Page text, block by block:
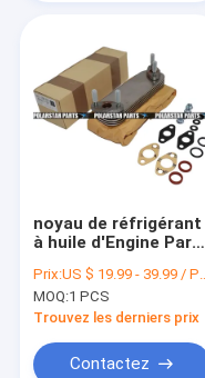
Produits
A propos de nous
Visite d'usine
nouvelles
Tous les cas
noyau de réfrigérant
à huile d'Engine Parts
d'excavatrice de
6d31 6d34 Mitsubishi
Prix:US $ 19.99 - 39.99 / Piece
MOQ:1 PCS
Trouvez les derniers prix
Contactez